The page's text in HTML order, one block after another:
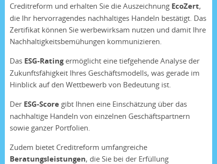
Creditreform und erhalten Sie die Auszeichnung EcoZert,
die Ihr hervorragendes nachhaltiges Handeln bestätigt. Das
Zertifikat können Sie werbewirksam nutzen und damit Ihre
Nachhaltigkeitsbemühungen kommunizieren.
Das ESG-Ratingermöglicht eine tiefgehende Analyse der
Zukunftsfähigkeit Ihres Geschäftsmodells, was gerade im
Hinblick auf den Wettbewerb von Bedeutung ist.
Der ESG-Score gibt Ihnen eine Einschätzung über das
nachhaltige Handeln von einzelnen Geschäftspartnern
sowie ganzer Portfolien.
Zudem bietet Creditreform umfangreiche
Beratungsleistungen, die Sie bei der Erfüllung